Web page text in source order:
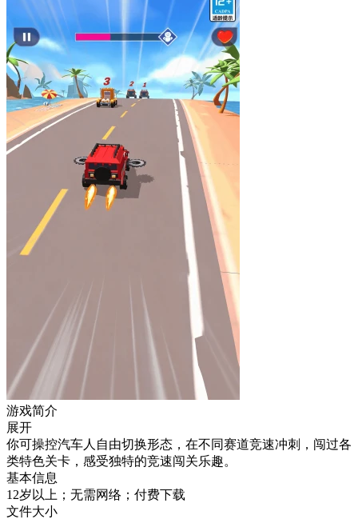
游戏简介
展开
你可操控汽车人自由切换形态，在不同赛道竞速冲刺，闯过各
类特色关卡，感受独特的竞速闯关乐趣。
基本信息
12岁以上；无需网络；付费下载
文件大小